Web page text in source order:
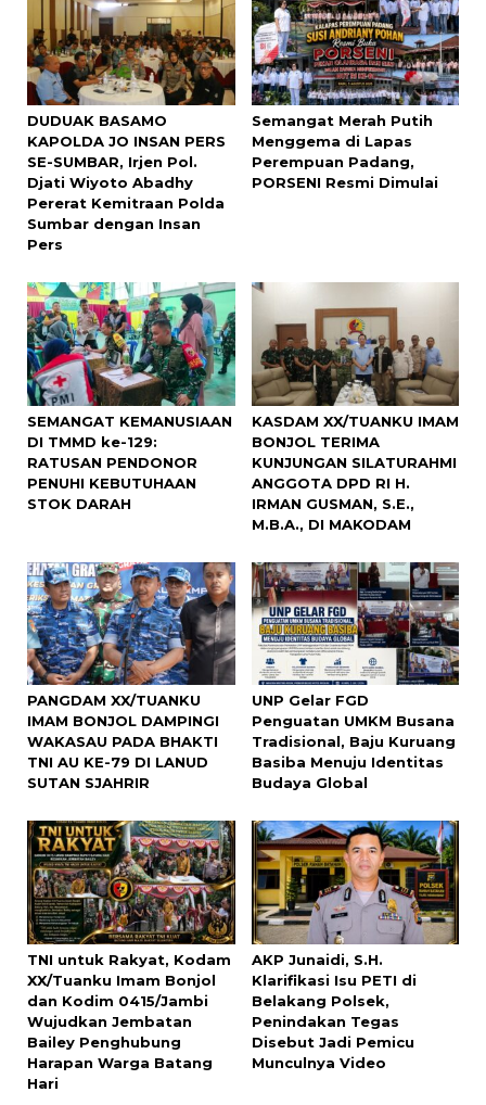
DUDUAK BASAMO
KAPOLDA JO INSAN PERS
SE-SUMBAR, Irjen Pol.
Djati Wiyoto Abadhy
Pererat Kemitraan Polda
Sumbar dengan Insan
Pers
Semangat Merah Putih
Menggema di Lapas
Perempuan Padang,
PORSENI Resmi Dimulai
SEMANGAT KEMANUSIAAN
DI TMMD ke-129:
RATUSAN PENDONOR
PENUHI KEBUTUHAAN
STOK DARAH
KASDAM XX/TUANKU IMAM
BONJOL TERIMA
KUNJUNGAN SILATURAHMI
ANGGOTA DPD RI H.
IRMAN GUSMAN, S.E.,
M.B.A., DI MAKODAM
PANGDAM XX/TUANKU
IMAM BONJOL DAMPINGI
WAKASAU PADA BHAKTI
TNI AU KE-79 DI LANUD
SUTAN SJAHRIR
UNP Gelar FGD
Penguatan UMKM Busana
Tradisional, Baju Kuruang
Basiba Menuju Identitas
Budaya Global
TNI untuk Rakyat, Kodam
XX/Tuanku Imam Bonjol
dan Kodim 0415/Jambi
Wujudkan Jembatan
Bailey Penghubung
Harapan Warga Batang
Hari
AKP Junaidi, S.H.
Klarifikasi Isu PETI di
Belakang Polsek,
Penindakan Tegas
Disebut Jadi Pemicu
Munculnya Video